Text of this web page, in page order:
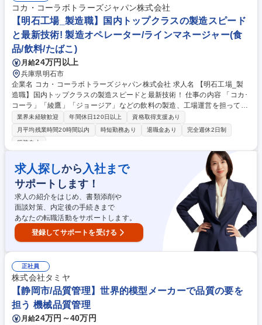
品として形になる喜びがあります。営業や製造現場と物理的にも近く、顧
客への貢献や現場の課題解決を自分の技術で実現している実感を強く得ら
れます。 募集職種 【大阪/研究開発】希少な硫酸化技術/量産まで手掛け
「大きな実験室」から世界へ
コカ・コーラボトラーズジャパン株式会社
【明石工場_製造職】国内トップクラスの製造スピード
と最新技術! 製造オペレーター/ラインマネージャー(食
品/飲料/たばこ)
月給24万円以上
兵庫県明石市
企業名 コカ・コーラボトラーズジャパン株式会社 求人名 【明石工場_製
造職】国内トップクラスの製造スピードと最新技術！ 仕事の内容 「コカ･
コーラ」「綾鷹」「ジョージア」などの飲料の製造、工場運営を担ってい
ただきます。安全性･高品質･効率･働きやすい環境づくり等、自身が興味
あるプロジェクトにも参画し、主体的に運営に携われます。 ＜具体的には
＞ ■自社製品製造時における規格管理 ■省人化,自働化の進む最新機器を始
率やエネルギー効率向上に向けた改善活動,設備の検討や改造のリード ■新
製品開発や新技術導入時の商業生産化に向けた製造技術の構築及び検証 ■
各機械毎に頻度に準じた点検･整備の実施 ■プログラムに準じたサニテー
ション(洗浄)の実施,生産設備の維持管理 募集職種 【明石工場_製造職】国
内トップクラスの製造スピードと最新技術！
業界未経験歓迎 年間休日120日以上
資格取得支援あり
月平均残業時間20時間以内
時短勤務あり 退職金あり
完全週休2日制
服装自由
求人探しから 入社まで
サポートします！
求人の紹介をはじめ、書類添削や
面談対策、内定後の手続きまで
あなたの転職活動をサポートします。
登録してサポートを受ける
正社員
株式会社タミヤ
【静岡市/品質管理】世界的模型メーカーで品質の要を
担う 機械品質管理
月給24万円～40万円